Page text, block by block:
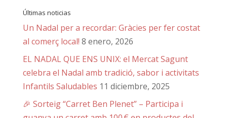
Últimas noticias
Un Nadal per a recordar: Gràcies per fer costat
al comerç local! 8 enero, 2026
EL NADAL QUE ENS UNIX: el Mercat Sagunt
celebra el Nadal amb tradició, sabor i activitats
Infantils Saludables 11 diciembre, 2025
🎉 Sorteig “Carret Ben Plenet” – Participa i